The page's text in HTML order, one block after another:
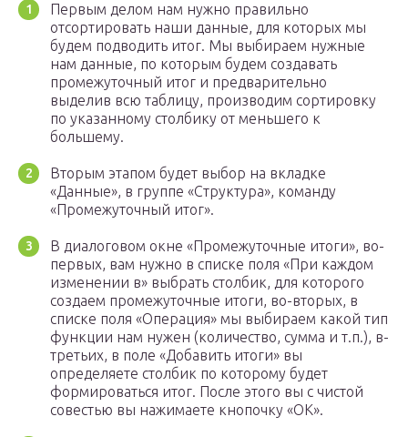
Первым делом нам нужно правильно
отсортировать наши данные, для которых мы
будем подводить итог. Мы выбираем нужные
нам данные, по которым будем создавать
промежуточный итог и предварительно
выделив всю таблицу, производим сортировку
по указанному столбику от меньшего к
большему.
Вторым этапом будет выбор на вкладке
«Данные», в группе «Структура», команду
«Промежуточный итог».
В диалоговом окне «Промежуточные итоги», во-
первых, вам нужно в списке поля «При каждом
изменении в» выбрать столбик, для которого
создаем промежуточные итоги, во-вторых, в
списке поля «Операция» мы выбираем какой тип
функции нам нужен (количество, сумма и т.п.), в-
третьих, в поле «Добавить итоги» вы
определяете столбик по которому будет
формироваться итог. После этого вы с чистой
совестью вы нажимаете кнопочку «ОК».